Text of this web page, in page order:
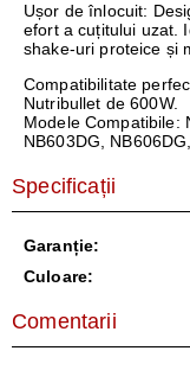
Ușor de înlocuit:
efort a cuțitului uzat.
shake-uri proteice și
Compatibilitate
Nutribullet de 600W.
Modele Compatibile:
NB603DG,
Specificații
Garanție:
Culoare:
Comentarii